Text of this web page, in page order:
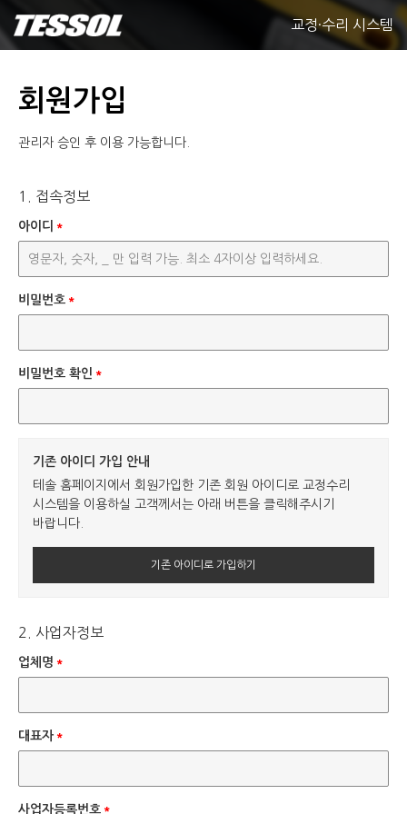
교정·수리 시스템
회원가입
관리자 승인 후 이용 가능합니다.
1. 접속정보
아이디 *
비밀번호 *
비밀번호 확인 *
기존 아이디 가입 안내
테솔 홈페이지에서 회원가입한 기존 회원 아이디로 교정수리
시스템을 이용하실 고객께서는 아래 버튼을 클릭해주시기
바랍니다.
기존 아이디로 가입하기
2. 사업자정보
업체명 *
대표자 *
사업자등록번호 *